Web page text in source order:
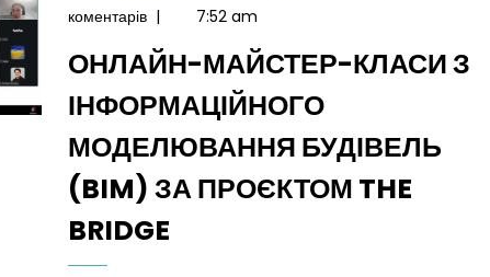
Червня,
коментарів | 7:52 am
ОНЛАЙН-МАЙСТЕР-КЛАСИ З
ІНФОРМАЦІЙНОГО
МОДЕЛЮВАННЯ БУДІВЕЛЬ
(BIM) ЗА ПРОЄКТОМ THE
BRIDGEОНЛАЙН-